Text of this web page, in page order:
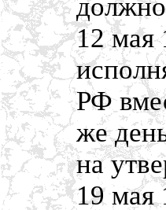
12 мая
РФ
же
на
19 мая